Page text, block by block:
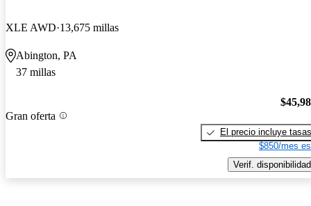
XLE AWD 13,675 millas
Abington, PA
37 millas
Gran oferta
El precio incluye tasas
$850/mes
Verif. disponibilidad